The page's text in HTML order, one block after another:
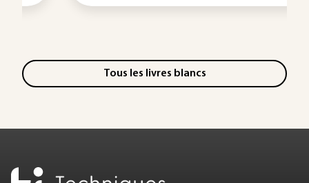
Tous les livres blancs